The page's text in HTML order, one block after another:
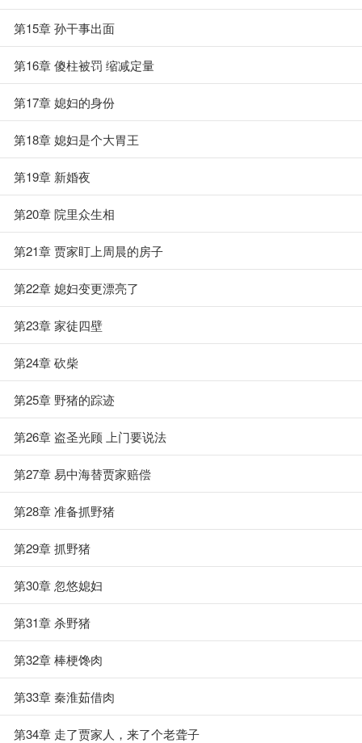
第15章 孙干事出面
第16章 傻柱被罚 缩减定量
第17章 媳妇的身份
第18章 媳妇是个大胃王
第19章 新婚夜
第20章 院里众生相
第21章 贾家盯上周晨的房子
第22章 媳妇变更漂亮了
第23章 家徒四壁
第24章 砍柴
第25章 野猪的踪迹
第26章 盗圣光顾 上门要说法
第27章 易中海替贾家赔偿
第28章 准备抓野猪
第29章 抓野猪
第30章 忽悠媳妇
第31章 杀野猪
第32章 棒梗馋肉
第33章 秦淮茹借肉
第34章 走了贾家人，来了个老聋子